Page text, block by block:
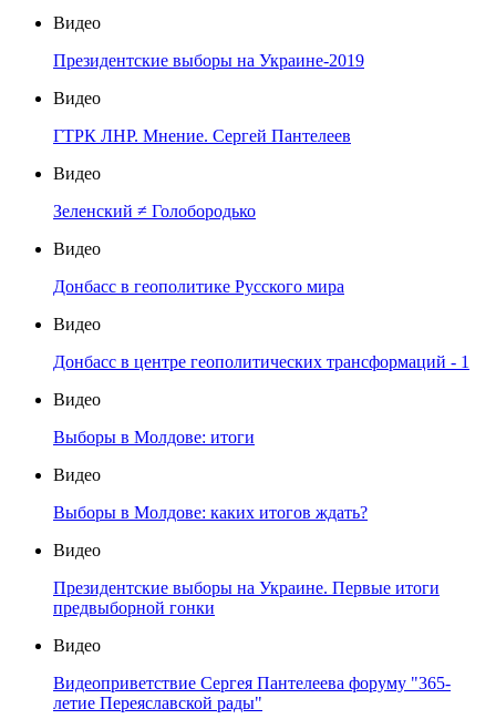
Видео
Президентские выборы на Украине-2019
Видео
ГТРК ЛНР. Мнение. Сергей Пантелеев
Видео
Зеленский ≠ Голобородько
Видео
Донбасс в геополитике Русского мира
Видео
Донбасс в центре геополитических трансформаций - 1
Видео
Выборы в Молдове: итоги
Видео
Выборы в Молдове: каких итогов ждать?
Видео
Президентские выборы на Украине. Первые итоги
предвыборной гонки
Видео
Видеоприветствие Сергея Пантелеева форуму "365-
летие Переяславской рады"